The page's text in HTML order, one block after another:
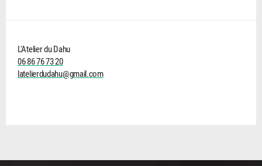
L'Atelier du Dahu
06 86 76 73 20
latelierdudahu@gmail.com